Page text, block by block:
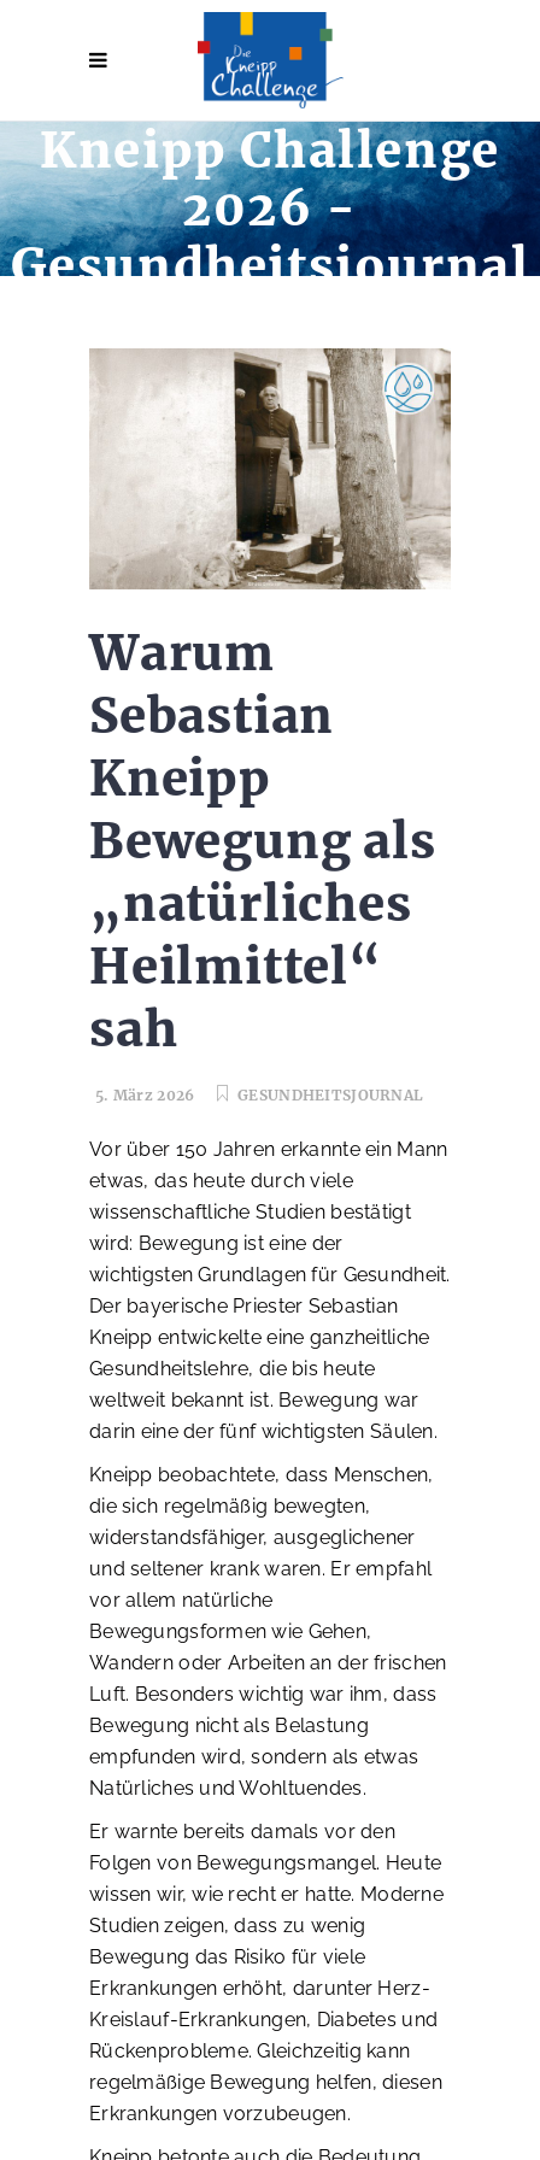
Kneipp Challenge
2026 -
Gesundheitsjournal
Warum
Sebastian
Kneipp
Bewegung als
„natürliches
Heilmittel“
sah
5. März 2026 GESUNDHEITSJOURNAL
Vor über 150 Jahren erkannte ein Mann
etwas, das heute durch viele
wissenschaftliche Studien bestätigt
wird: Bewegung ist eine der
wichtigsten Grundlagen für Gesundheit.
Der bayerische Priester Sebastian
Kneipp entwickelte eine ganzheitliche
Gesundheitslehre, die bis heute
weltweit bekannt ist. Bewegung war
darin eine der fünf wichtigsten Säulen.
Kneipp beobachtete, dass Menschen,
die sich regelmäßig bewegten,
widerstandsfähiger, ausgeglichener
und seltener krank waren. Er empfahl
vor allem natürliche
Bewegungsformen wie Gehen,
Wandern oder Arbeiten an der frischen
Luft. Besonders wichtig war ihm, dass
Bewegung nicht als Belastung
empfunden wird, sondern als etwas
Natürliches und Wohltuendes.
Er warnte bereits damals vor den
Folgen von Bewegungsmangel. Heute
wissen wir, wie recht er hatte. Moderne
Studien zeigen, dass zu wenig
Bewegung das Risiko für viele
Erkrankungen erhöht, darunter Herz-
Kreislauf-Erkrankungen, Diabetes und
Rückenprobleme. Gleichzeitig kann
regelmäßige Bewegung helfen, diesen
Erkrankungen vorzubeugen.